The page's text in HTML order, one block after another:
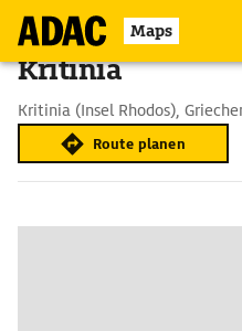
Maps
Kritinia
Kritinia (Insel Rhodos),
Route planen